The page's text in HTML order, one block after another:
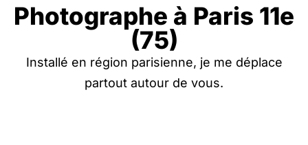
Photographe à Paris 11e
(75)
Installé en région parisienne, je me déplace
partout autour de vous.